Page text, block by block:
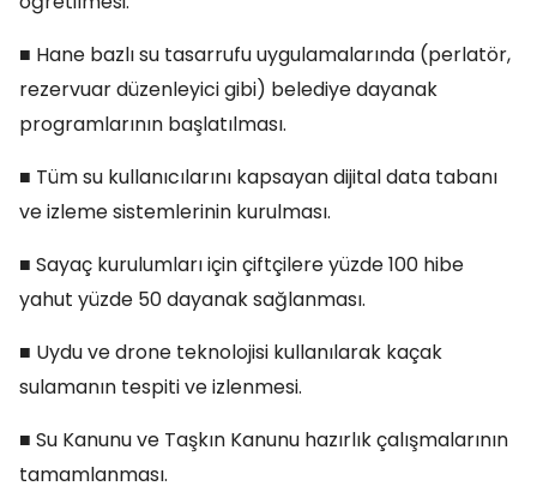
■ Hane bazlı su tasarrufu uygulamalarında (perlatör,
rezervuar düzenleyici gibi) belediye dayanak
programlarının başlatılması.
■ Tüm su kullanıcılarını kapsayan dijital data tabanı
ve izleme sistemlerinin kurulması.
■ Sayaç kurulumları için çiftçilere yüzde 100 hibe
yahut yüzde 50 dayanak sağlanması.
■ Uydu ve drone teknolojisi kullanılarak kaçak
sulamanın tespiti ve izlenmesi.
■ Su Kanunu ve Taşkın Kanunu hazırlık çalışmalarının
tamamlanması.